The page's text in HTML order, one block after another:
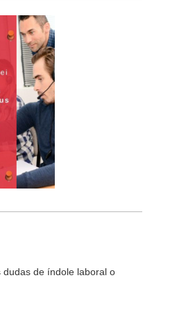
de índole laboral o